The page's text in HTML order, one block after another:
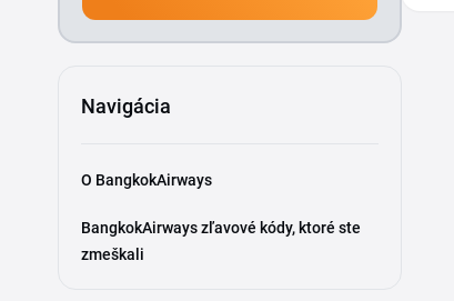
Navigácia
O BangkokAirways
BangkokAirways zľavové kódy, ktoré ste
zmeškali